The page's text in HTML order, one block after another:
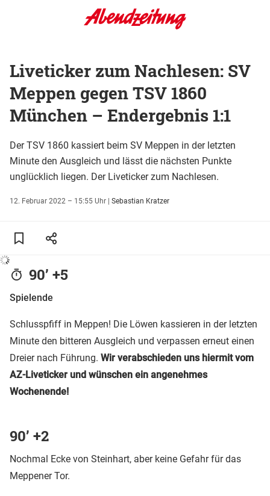
Liveticker zum Nachlesen: SV
Meppen gegen TSV 1860
München – Endergebnis 1:1
Der TSV 1860 kassiert beim SV Meppen in der letzten
Minute den Ausgleich und lässt die nächsten Punkte
unglücklich liegen. Der Liveticker zum Nachlesen.
12. Februar 2022 – 15:55 Uhr | Sebastian Kratzer
90’ +5
Spielende
Schlusspfiff in Meppen! Die Löwen kassieren in der letzten
Minute den bitteren Ausgleich und verpassen erneut einen
Dreier nach Führung. Wir verabschieden uns hiermit vom
AZ-Liveticker und wünschen ein angenehmes
Wochenende!
90’ +2
Nochmal Ecke von Steinhart, aber keine Gefahr für das
Meppener Tor.